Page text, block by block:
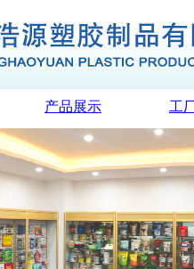
产品展示 工